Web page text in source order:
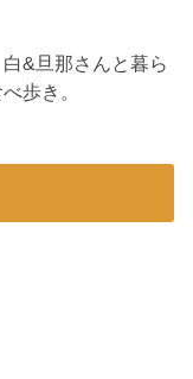
&旦那さんと暮ら
歩き。